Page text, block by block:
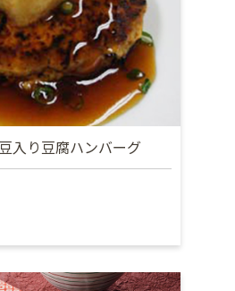
入り豆腐ハンバーグ